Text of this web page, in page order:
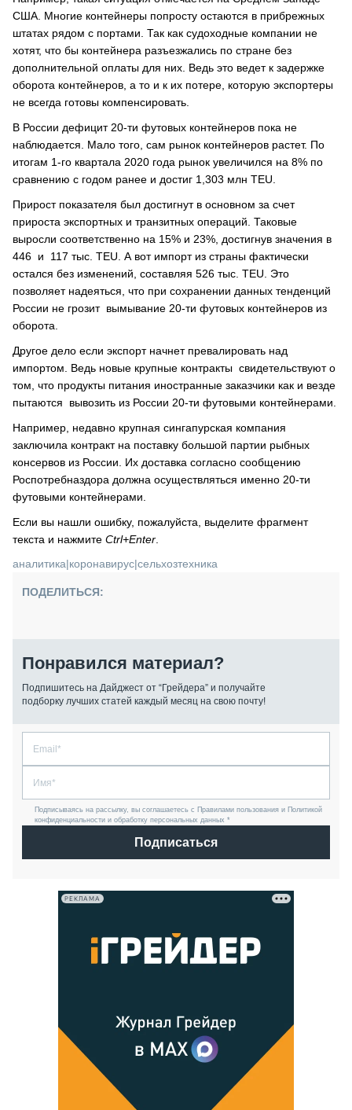
США. Многие контейнеры попросту остаются в прибрежных
штатах рядом с портами. Так как судоходные компании не
хотят, что бы контейнера разъезжались по стране без
дополнительной оплаты для них. Ведь это ведет к задержке
оборота контейнеров, а то и к их потере, которую экспортеры
не всегда готовы компенсировать.
В России дефицит 20-ти футовых контейнеров пока не
наблюдается. Мало того, сам рынок контейнеров растет. По
итогам 1-го квартала 2020 года рынок увеличился на 8% по
сравнению с годом ранее и достиг 1,303 млн TEU.
Прирост показателя был достигнут в основном за счет
прироста экспортных и транзитных операций. Таковые
выросли соответственно на 15% и 23%, достигнув значения в
446 и 117 тыс. TEU. А вот импорт из страны фактически
остался без изменений, составляя 526 тыс. TEU. Это
позволяет надеяться, что при сохранении данных тенденций
России не грозит вымывание 20-ти футовых контейнеров из
оборота.
Другое дело если экспорт начнет превалировать над
импортом. Ведь новые крупные контракты свидетельствуют о
том, что продукты питания иностранные заказчики как и везде
пытаются вывозить из России 20-ти футовыми контейнерами.
Например, недавно крупная сингапурская компания
заключила контракт на поставку большой партии рыбных
консервов из России. Их доставка согласно сообщению
Роспотребназдора должна осуществляться именно 20-ти
футовыми контейнерами.
Если вы нашли ошибку, пожалуйста, выделите фрагмент
текста и нажмите Ctrl+Enter
аналитика|коронавирус|сельхозтехника
ПОДЕЛИТЬСЯ:
Понравился материал?
Подпишитесь на Дайджест от “Грейдера” и получайте
подборку лучших статей каждый месяц на свою почту!
Подписываясь на рассылку, вы соглашаетесь с Правилами пользования и Политикой
конфиденциальности и обработку персональных данных *
Подписаться
РЕКЛАМА